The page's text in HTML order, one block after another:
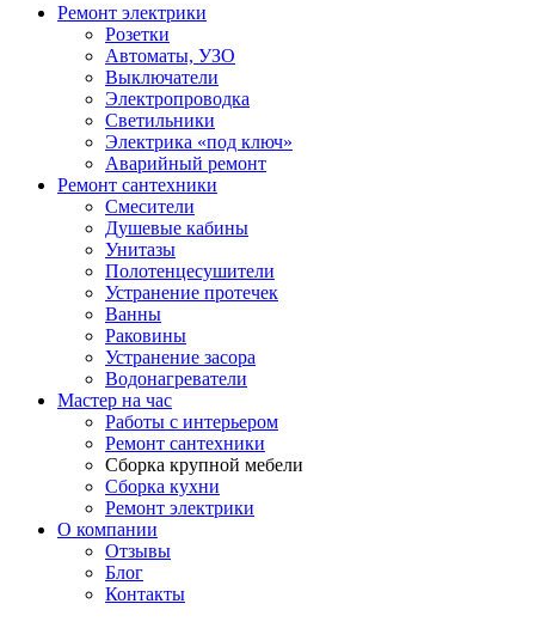
Ремонт электрики
Розетки
Автоматы, УЗО
Выключатели
Электропроводка
Светильники
Электрика «под ключ»
Аварийный ремонт
Ремонт сантехники
Смесители
Душевые кабины
Унитазы
Полотенцесушители
Устранение протечек
Ванны
Раковины
Устранение засора
Водонагреватели
Мастер на час
Работы с интерьером
Ремонт сантехники
Сборка крупной мебели
Сборка кухни
Ремонт электрики
О компании
Отзывы
Блог
Контакты